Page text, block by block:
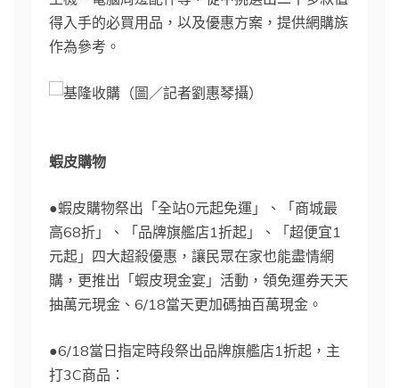
得入手的必買用品，以及優惠方案，提供網購族
作為參考。
（圖／記者劉惠琴攝）
蝦皮購物
●蝦皮購物祭出「全站0元起免運」、「商城最
高68折」、「品牌旗艦店1折起」、「超便宜1
元起」四大超殺優惠，讓民眾在家也能盡情網
購，更推出「蝦皮現金宴」活動，領免運券天天
抽萬元現金、6/18當天更加碼抽百萬現金。
●6/18當日指定時段祭出品牌旗艦店1折起，主
打3C商品：